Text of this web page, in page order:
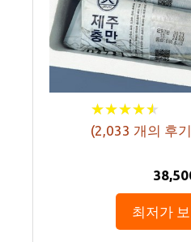
★★★★★
★★★★★
(2,033 개의 후
최저가